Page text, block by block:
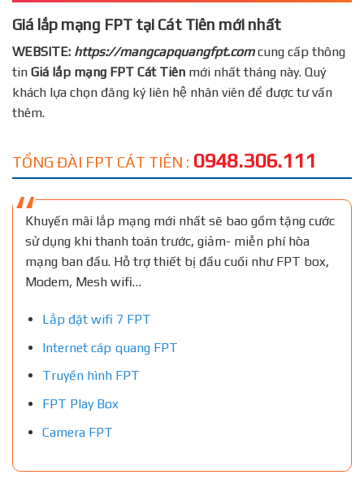
Giá lắp mạng FPT tại Cát Tiên mới nhất
WEBSITE: https://mangcapquangfpt.comcung cấp thông
tin Giá lắp mạng FPT Cát Tiên mới nhất tháng này. Quý
khách lựa chọn đăng ký liên hệ nhân viên để được tư vấn
thêm.
TỔNG ĐÀI FPT CÁT TIÊN : 0948.306.111
Khuyến mãi lắp mạng mới nhất sẽ bao gồm tặng cước
sử dụng khi thanh toán trước, giảm- miễn phí hòa
mạng ban đầu. Hỗ trợ thiết bị đầu cuối như FPT box,
Modem, Mesh wifi…
Lắp đặt wifi 7 FPT
Internet cáp quang FPT
Truyền hình FPT
FPT Play Box
Camera FPT